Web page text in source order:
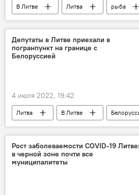
В Литве Литва
рыба
Департамент охраны окружающей среды
Депутаты в Литве приехали в
погранпункт на границе с
Белоруссией
4 июля 2022, 19:42
Литва В Литве
Медининкай
граница
Рост заболеваемости COVID-19 Литве:
в черной зоне почти все
муниципалитеты